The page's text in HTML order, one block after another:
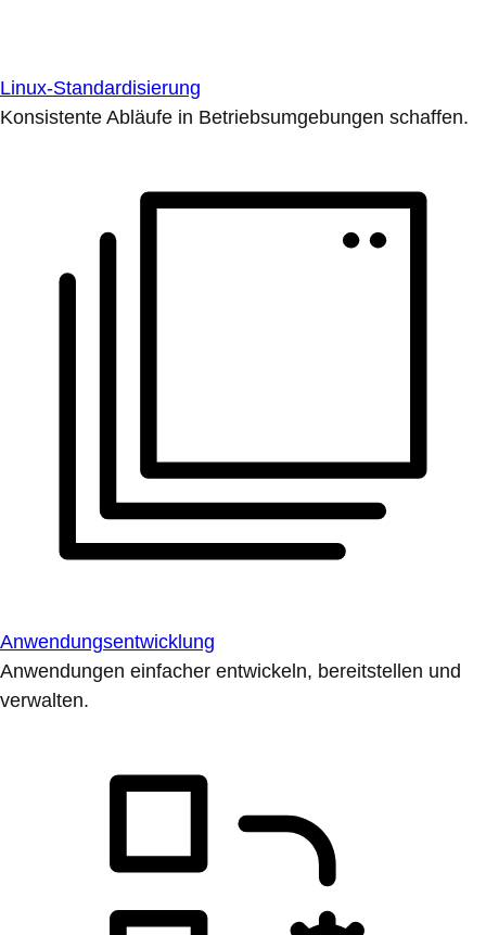
Linux-Standardisierung
Konsistente Abläufe in Betriebsumgebungen schaffen.
Anwendungsentwicklung
Anwendungen einfacher entwickeln, bereitstellen und
verwalten.